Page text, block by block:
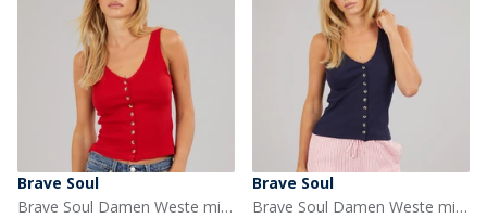
Brave Soul
Brave Soul Damen Weste mit Knopfleiste Rot
Brave Soul
Brave Soul Damen Weste mit Knopfleiste Dark Navy